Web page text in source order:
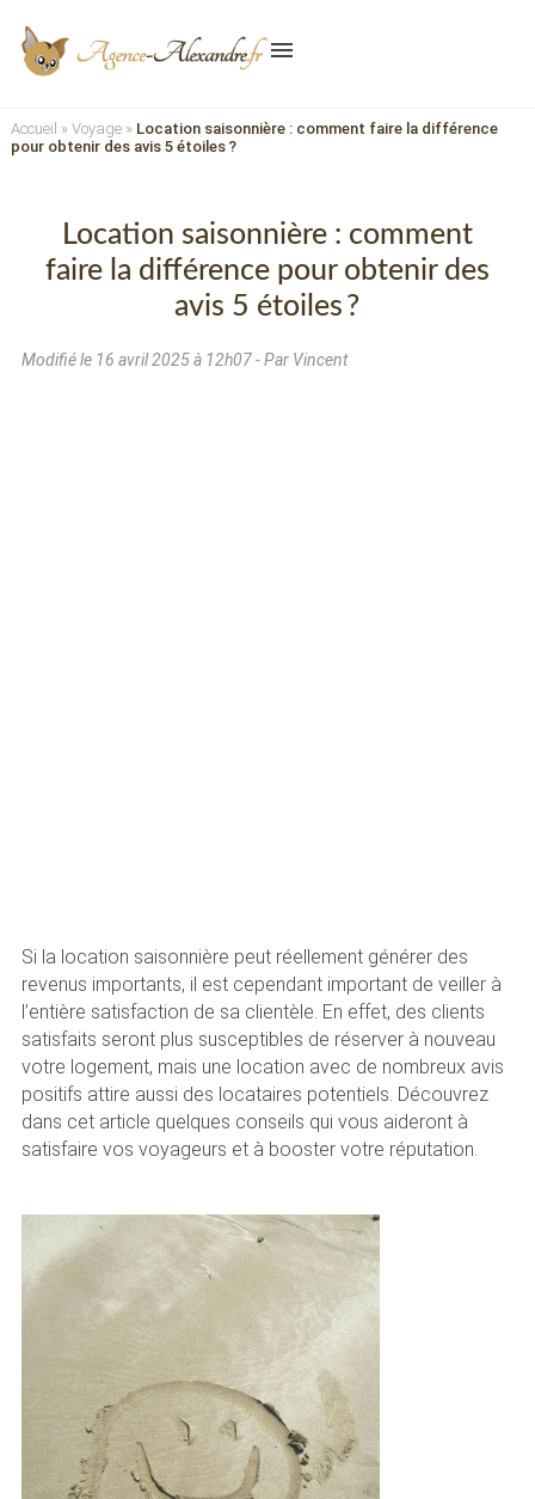
menu
Accueil » Voyage» Location saisonnière : comment faire la différence
pour obtenir des avis 5 étoiles ?
Location saisonnière : comment
faire la différence pour obtenir des
avis 5 étoiles ?
Modifié le 16 avril 2025 à 12h07- Par Vincent
Si la location saisonnière peut réellement générer des
revenus importants, il est cependant important de veiller à
l’entière satisfaction de sa clientèle. En effet, des clients
satisfaits seront plus susceptibles de réserver à nouveau
votre logement, mais une location avec de nombreux avis
positifs attire aussi des locataires potentiels. Découvrez
dans cet article quelques conseils qui vous aideront à
satisfaire vos voyageurs et à booster votre réputation.